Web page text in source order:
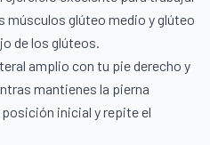
músculos glúteo medio y glúteo
de los glúteos.
amplio con tu pie derecho y
mantienes la pierna
inicial y repite el